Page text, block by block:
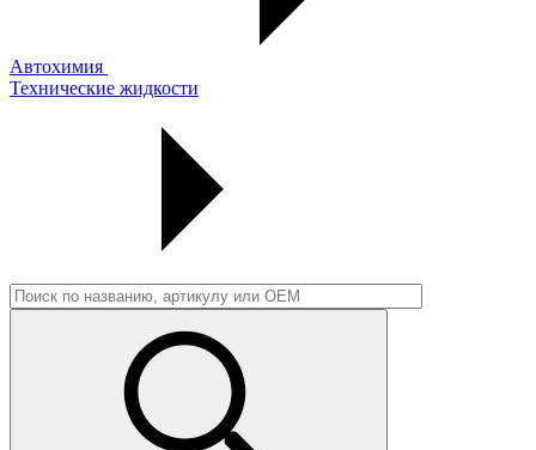
Автохимия
Технические жидкости